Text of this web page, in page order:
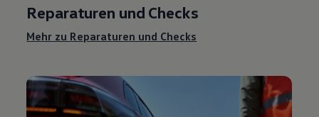
Reparaturen und Checks
Mehr zu Reparaturen und Checks